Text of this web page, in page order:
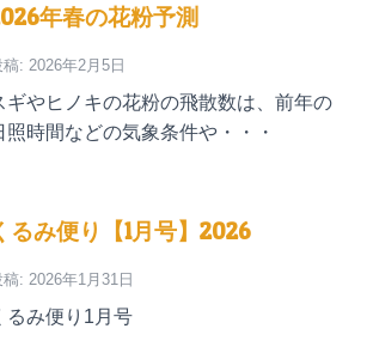
年春の花粉予測
稿: 2026年2月5日
ギやヒノキの花粉の飛散数は、前年の
照時間などの気象条件や・・・
るみ便り【1月号】2026
稿: 2026年1月31日
るみ便り1月号